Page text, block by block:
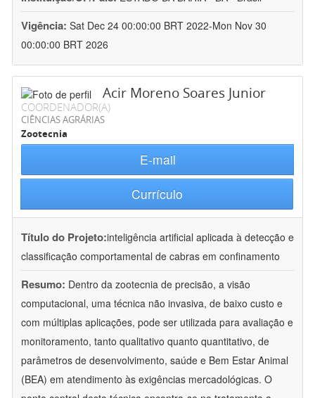
Vigência: Sat Dec 24 00:00:00 BRT 2022-Mon Nov 30
00:00:00 BRT 2026
Acir Moreno Soares Junior
COORDENADOR(A)
CIÊNCIAS AGRÁRIAS
Zootecnia
E-mail
Currículo
Título do Projeto:inteligência artificial aplicada à detecção e
classificação comportamental de cabras em confinamento
Resumo: Dentro da zootecnia de precisão, a visão
computacional, uma técnica não invasiva, de baixo custo e
com múltiplas aplicações, pode ser utilizada para avaliação e
monitoramento, tanto qualitativo quanto quantitativo, de
parâmetros de desenvolvimento, saúde e Bem Estar Animal
(BEA) em atendimento às exigências mercadológicas. O